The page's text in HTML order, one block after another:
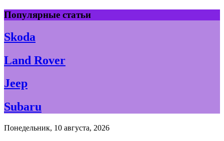
Skip
to
content
Популярные статьи
Skoda
Land Rover
Jeep
Subaru
Понедельник, 10 августа, 2026